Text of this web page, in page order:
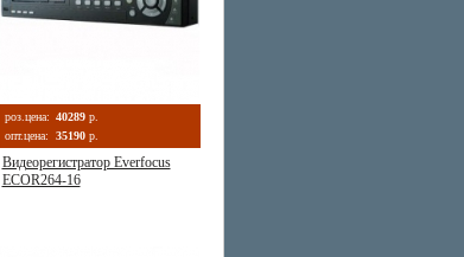
роз.цена: 40289 р.
опт.цена:
35190 р.
Видеорегистратор Everfocus
ECOR264-16